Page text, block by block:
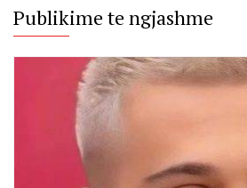
Publikime te ngjashme